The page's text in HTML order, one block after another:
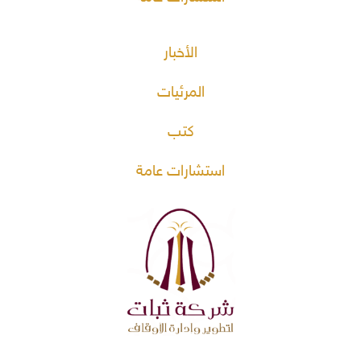
الأخبار
المرئيات
كتب
استشارات عامة